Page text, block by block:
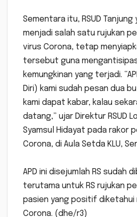
Sementara itu, RSUD Tanjung
menjadi salah satu rujukan
virus Corona, tetap
tersebut guna
kemungkinan yang terjadi.
Diri) kami sudah pesan dua
kami dapat kabar, kalau
datang,” ujar Direktur RSUD
Syamsul Hidayat pada rakor
Corona, di Aula Setda KLU,
APD ini disejumlah RS sudah
terutama untuk RS rujukan
pasien yang positif diketahui
Corona. (dhe/r3)